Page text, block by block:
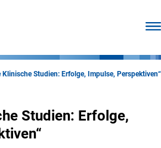
Klinische Studien: Erfolge, Impulse, Perspektiven“
Studien: Erfolge,